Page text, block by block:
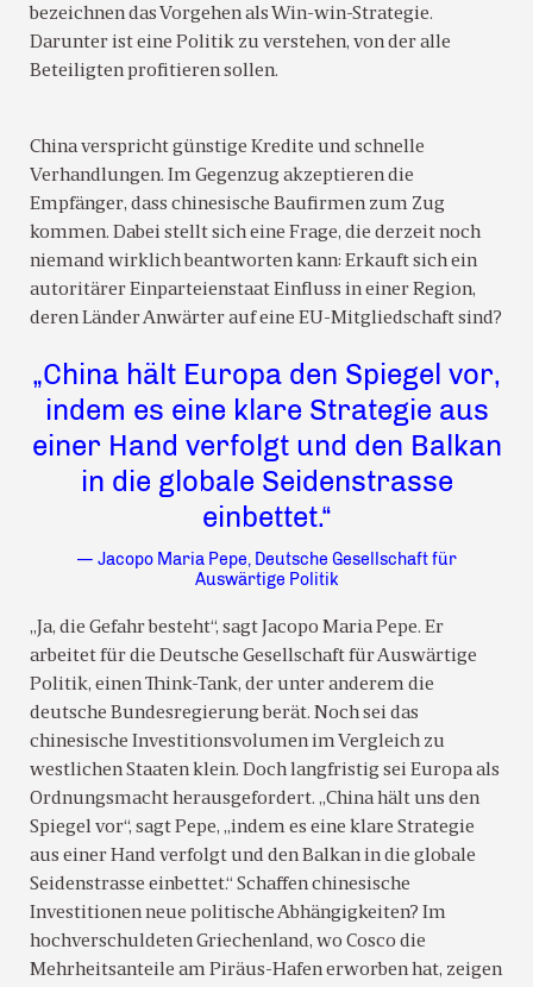
bezeichnen das Vorgehen als Win-win-Strategie.
Darunter ist eine Politik zu verstehen, von der alle
Beteiligten profitieren sollen.
China verspricht günstige Kredite und schnelle
Verhandlungen. Im Gegenzug akzeptieren die
Empfänger, dass chinesische Baufirmen zum Zug
kommen. Dabei stellt sich eine Frage, die derzeit noch
niemand wirklich beantworten kann: Erkauft sich ein
autoritärer Einparteienstaat Einfluss in einer Region,
deren Länder Anwärter auf eine EU-Mitgliedschaft sind?
„China hält Europa den Spiegel vor,
indem es eine klare Strategie aus
einer Hand verfolgt und den Balkan
in die globale Seidenstrasse
einbettet.“
— Jacopo Maria Pepe, Deutsche Gesellschaft für
Auswärtige Politik
„Ja, die Gefahr besteht“, sagt Jacopo Maria Pepe. Er
arbeitet für die Deutsche Gesellschaft für Auswärtige
Politik, einen Think-Tank, der unter anderem die
deutsche Bundesregierung berät. Noch sei das
chinesische Investitionsvolumen im Vergleich zu
westlichen Staaten klein. Doch langfristig sei Europa als
Ordnungsmacht herausgefordert. „China hält uns den
Spiegel vor“, sagt Pepe, „indem es eine klare Strategie
aus einer Hand verfolgt und den Balkan in die globale
Seidenstrasse einbettet.“ Schaffen chinesische
Investitionen neue politische Abhängigkeiten? Im
hochverschuldeten Griechenland, wo Cosco die
Mehrheitsanteile am Piräus-Hafen erworben hat, zeigen